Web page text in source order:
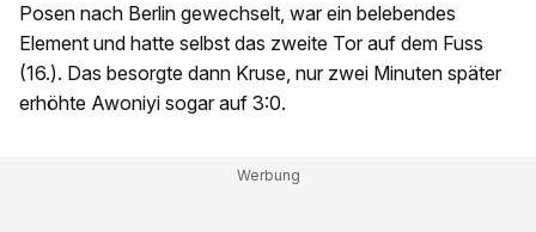
Posen nach Berlin gewechselt, war ein belebendes
Element und hatte selbst das zweite Tor auf dem Fuss
(16.). Das besorgte dann Kruse, nur zwei Minuten später
erhöhte Awoniyi sogar auf 3:0.